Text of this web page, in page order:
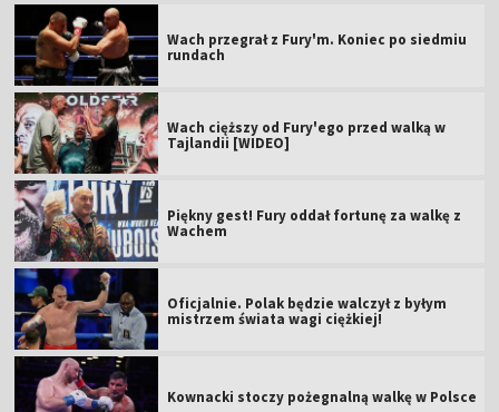
Wach przegrał z Fury'm. Koniec po siedmiu
rundach
Wach cięższy od Fury'ego przed walką w
Tajlandii [WIDEO]
Piękny gest! Fury oddał fortunę za walkę z
Wachem
Oficjalnie. Polak będzie walczył z byłym
mistrzem świata wagi ciężkiej!
Kownacki stoczy pożegnalną walkę w Polsce